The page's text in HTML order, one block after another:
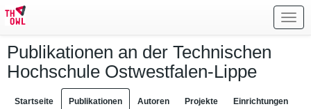
Publikationen an der Technischen
Hochschule Ostwestfalen-Lippe
Startseite Publikationen Autoren Projekte Einrichtungen